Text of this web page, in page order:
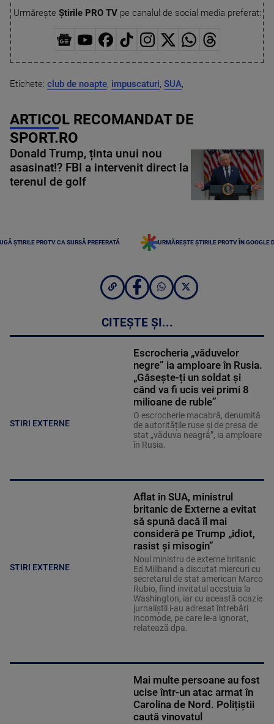
Urmărește Știrile PRO TVpe canalul de social media preferat:
Etichete: club de noapte, impuscaturi, SUA,
ARTICOL RECOMANDAT DE
SPORT.RO
Donald Trump, ținta unui nou
asasinat!? FBI a intervenit direct la
terenul de golf
ȘTIRILE PROTV CA SURSĂ PREFERATĂ URMĂREȘTE ȘTIRILE PROTV ÎN GOOGLE
CITEȘTE ȘI...
STIRI EXTERNE
Escrocheria „văduvelor
negre” ia amploare în Rusia.
„Găsește-ți un soldat și
când va fi ucis vei primi 8
milioane de ruble”
O escrocherie macabră, denumită
de autoritățile ruse și de presa de
stat „văduva neagră”, ia amploare
în Rusia.
STIRI EXTERNE
Aflat în SUA, ministrul
britanic de Externe a evitat
să spună dacă îl mai
consideră pe Trump „idiot,
rasist și misogin”
Noul ministru de externe britanic
Ed Miliband a discutat miercuri cu
secretarul de stat american Marco
Rubio, fiind invitatul acestuia la
Washington, iar cu această ocazie
jurnaliştii i-au adresat întrebări
incomode, pe care le-a ignorat,
relatează dpa.
Mai multe persoane au fost
ucise într-un atac armat în
Carolina de Nord. Polițiștii
caută vinovatul